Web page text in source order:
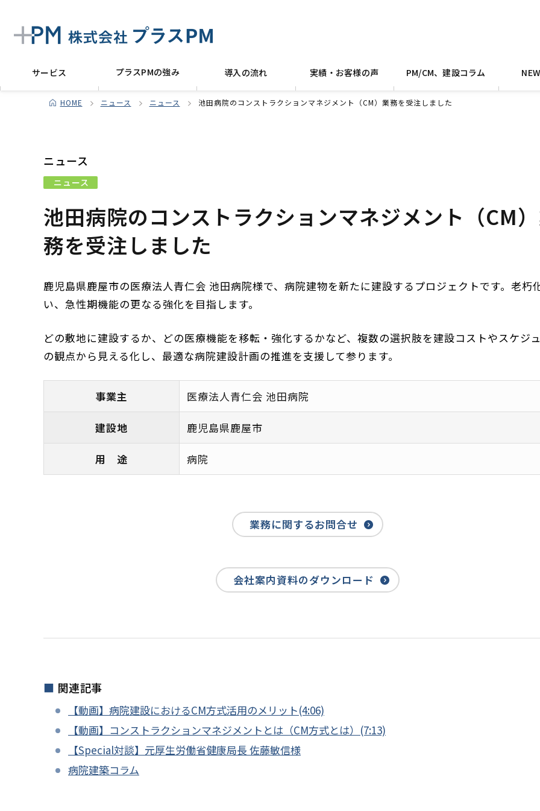
サービス プラスPMの強み 導入の流れ 実績・お客様の声 PM/CM、建設コラム
HOME ニュース ニュース 池田病院のコンストラクションマネジメント（CM）業務を受注しました
ニュース
ニュース
池田病院のコンストラクションマネジメント（CM
務を受注しました
鹿児島県鹿屋市の医療法人青仁会 池田病院様で、病院建物を新たに建設するプロジェクトです。老朽
い、急性期機能の更なる強化を目指します。
どの敷地に建設するか、どの医療機能を移転・強化するかなど、複数の選択肢を建設コストやスケジ
の観点から見える化し、最適な病院建設計画の推進を支援して参ります。
事業主 医療法人青仁会 池田病院
建設地 鹿児島県鹿屋市
用 途 病院
業務に関するお問合せ
会社案内資料のダウンロード
関連記事
【動画】病院建設におけるCM方式活用のメリット(4:06)
【動画】コンストラクションマネジメントとは（CM方式とは）(7:13)
【Special対談】元厚生労働省健康局長 佐藤敏信様
病院建築コラム